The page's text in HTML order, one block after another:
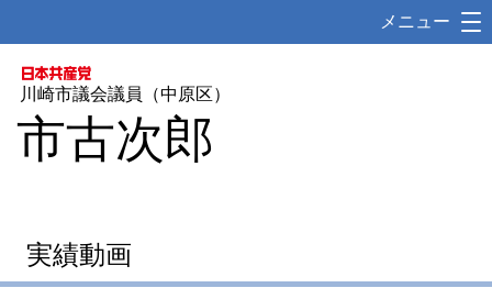
メニュー
川崎市議会議員（中原区）
市古次郎
実績動画